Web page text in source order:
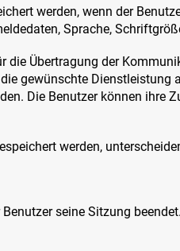
werden, wenn der
Sprache,
die Übertragung der
gewünschte Dienstleistung
Die Benutzer können ihre
werden,
seine Sitzung beendet.